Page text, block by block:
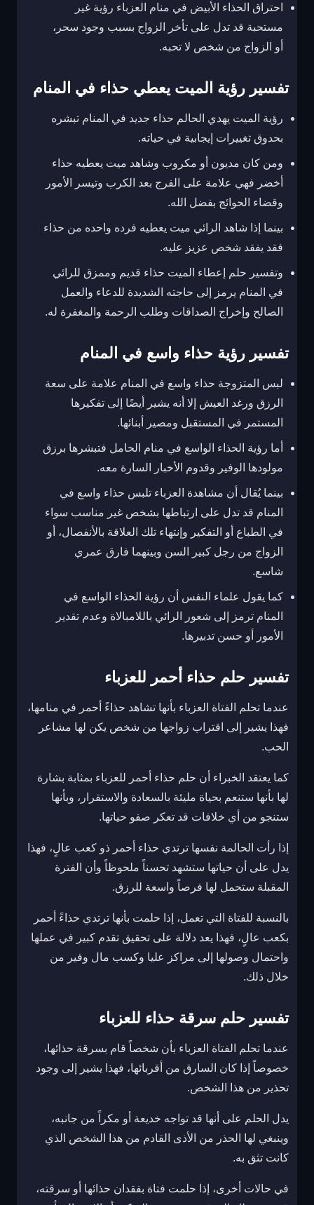
احتراق الحذاء الأبيض في منام العزباء رؤية غير
مستحبة قد تدل على تأخر الزواج بسبب وجود سحر،
أو الزواج من شخص لا تحبه.
تفسير رؤية الميت يعطي حذاء في المنام
رؤية الميت يهدي الحالم حذاء جديد في المنام تبشره
بحدوق تغييرات إيجابية في حياته.
ومن كان مديون أو مكروب وشاهد ميت يعطيه حذاء
أخضر فهي علامة على الفرج بعد الكرب وتيسر الأمور
وقضاء الحوائج بفضل الله.
بينما إذا شاهد الرائي ميت يعطيه فرده واحده من حذاء
فقد يفقد شخص عزيز عليه.
وتفسير حلم إعطاء الميت حذاء قديم وممزق للرائي
في المنام يرمز إلى حاجته الشديدة للدعاء والعمل
الصالح وإخراج الصداقات وطلب الرحمة والمغفرة له.
تفسير رؤية حذاء واسع في المنام
لبس المتزوجة حذاء واسع في المنام علامة على سعة
الرزق ورغد العيش إلا أنه يشير أيضًا إلى تفكيرها
المستمر في المستقبل ومصير أبنائها.
أما رؤية الحذاء الواسع في منام الحامل فتبشرها برزق
مولودها الوفير وقدوم الأخبار السارة معه.
بينما يُقال أن مشاهدة العزباء تلبس حذاء واسع في
المنام قد تدل على ارتباطها بشخص غير مناسب سواء
في الطباع أو التفكير وإنتهاء تلك العلاقة بالأنفصال، أو
الزواج من رجل كبير السن وبينهما فارق عمري
شاسع.
كما يقول علماء النفس أن رؤية الحذاء الواسع في
المنام ترمز إلى شعور الرائي باللامبالاة وعدم تقدير
الأمور أو حسن تدبيرها.
تفسير حلم حذاء أحمر للعزباء
عندما تحلم الفتاة العزباء بأنها تشاهد حذاءً أحمر في منامها،
فهذا يشير إلى اقتراب زواجها من شخص يكن لها مشاعر
الحب.
كما يعتقد الخبراء أن حلم حذاء أحمر للعزباء بمثابة بشارة
لها بأنها ستنعم بحياة مليئة بالسعادة والاستقرار، وبأنها
ستنجو من أي خلافات قد تعكر صفو حياتها.
إذا رأت الحالمة نفسها ترتدي حذاء أحمر ذو كعب عالٍ، فهذا
يدل على أن حياتها ستشهد تحسناً ملحوظاً وأن الفترة
المقبلة ستحمل لها فرصاً واسعة للرزق.
بالنسبة للفتاة التي تعمل، إذا حلمت بأنها ترتدي حذاءً أحمر
بكعب عالٍ، فهذا يعد دلالة على تحقيق تقدم كبير في عملها
واحتمال وصولها إلى مراكز عليا وكسب مال وفير من
خلال ذلك.
تفسير حلم سرقة حذاء للعزباء
عندما تحلم الفتاة العزباء بأن شخصاً قام بسرقة حذائها،
خصوصاً إذا كان السارق من أقربائها، فهذا يشير إلى وجود
تحذير من هذا الشخص.
يدل الحلم على أنها قد تواجه خديعة أو مكراً من جانبه،
وينبغي لها الحذر من الأذى القادم من هذا الشخص الذي
كانت تثق به.
في حالات أخرى، إذا حلمت فتاة بفقدان حذائها أو سرقته،